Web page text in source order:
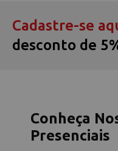
Cadastre-se
desconto de
Conheça
Presenciais